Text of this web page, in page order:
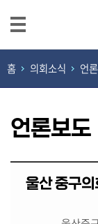
열
린
장
실
의
회
홈 의회소식 언
언론보도
울산 중구